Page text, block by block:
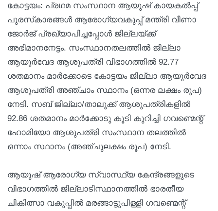
കോട്ടയം: പ്രഥമ സംസ്ഥാന ആയുഷ് കായകൽപ്പ്
പുരസ്‌കാരങ്ങൾ ആരോഗ്യവകുപ്പ് മന്ത്രി വീണാ
ജോർജ് പ്രഖ്യാപിച്ചപ്പോൾ ജില്ലയ്ക്ക്
അഭിമാനനേട്ടം. സംസ്ഥാനതലത്തിൽ ജില്ലാ
ആയുർവേദ ആശുപത്രി വിഭാഗത്തിൽ 92.77
ശതമാനം മാർക്കോടെ കോട്ടയം ജില്ലാ ആയുർവേദ
ആശുപത്രി അഞ്ചാം സ്ഥാനം (ഒന്നര ലക്ഷം രൂപ)
നേടി. സബ് ജില്ലാ/താലൂക്ക് ആശുപത്രികളിൽ
92.86 ശതമാനം മാർക്കോടു കൂടി കുറിച്ചി ഗവണ്മെന്റ്
ഹോമിയോ ആശുപത്രി സംസ്ഥാന തലത്തിൽ
ഒന്നാം സ്ഥാനം (അഞ്ചുലക്ഷം രൂപ) നേടി.
ആയുഷ് ആരോഗ്യ സ്വാസ്ഥ്യ കേന്ദ്രങ്ങളുടെ
വിഭാഗത്തിൽ ജില്ലാടിസ്ഥാനത്തിൽ ഭാരതീയ
ചികിത്സാ വകുപ്പിൽ മരങ്ങാട്ടുപിള്ളി ഗവണ്മെന്റ്